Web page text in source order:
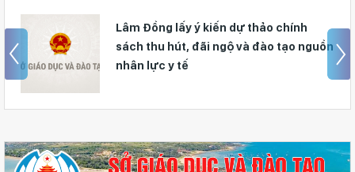
Lâm Đồng lấy ý kiến dự thảo chính
sách thu hút, đãi ngộ và đào tạo nguồn
nhân lực y tế